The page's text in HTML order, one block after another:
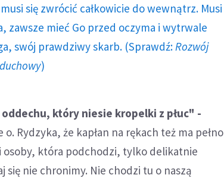
się zwrócić całkowicie do wewnątrz. Musi
zawsze mieć Go przed oczyma i wytrwale
swój prawdziwy skarb. (Sprawdź: Rozwój
duchowy)
który niesie kropelki z płuc" -
Rydzyka, że kapłan na rękach też ma pełno
osoby, która podchodzi, tylko delikatnie
się nie chronimy. Nie chodzi tu o naszą